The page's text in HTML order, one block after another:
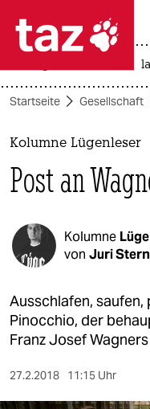
 taz
themen
politik
öko
gesellschaft
kultur
sport
nord
Startseite Gesellschaft
Kolumne Lügenleser
Post an
Kolumne
von Juri
Ausschlafen, saufen,
Pinocchio, der
Franz Josef
27.2.2018 11:15 Uhr